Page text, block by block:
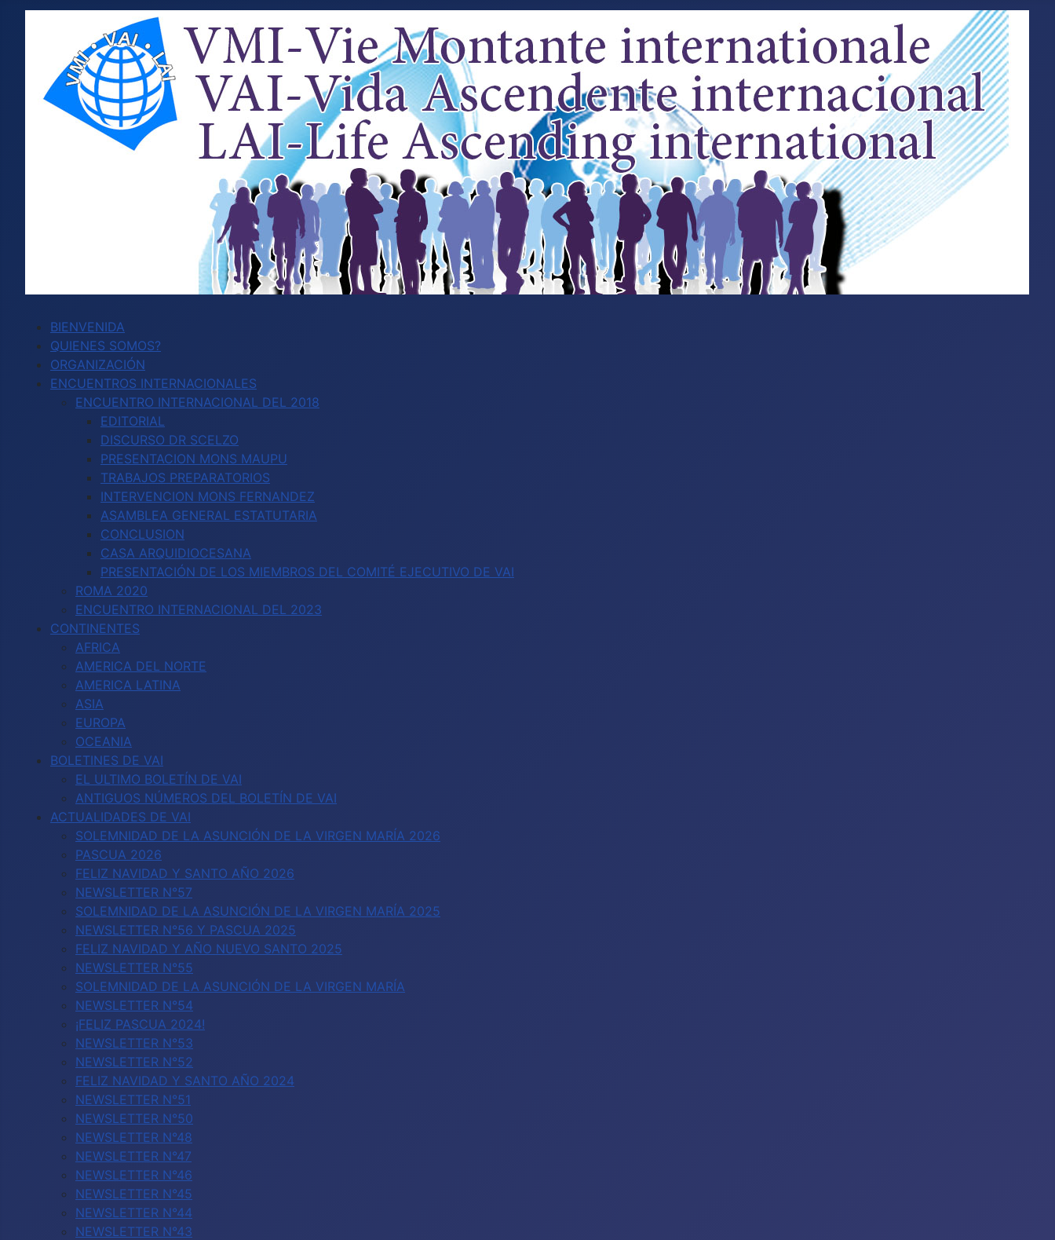
BIENVENIDA
QUIENES SOMOS?
ORGANIZACIÓN
ENCUENTROS INTERNACIONALES
ENCUENTRO INTERNACIONAL DEL 2018
EDITORIAL
DISCURSO DR SCELZO
PRESENTACION MONS MAUPU
TRABAJOS PREPARATORIOS
INTERVENCION MONS FERNANDEZ
ASAMBLEA GENERAL ESTATUTARIA
CONCLUSION
CASA ARQUIDIOCESANA
PRESENTACIÓN DE LOS MIEMBROS DEL COMITÉ EJECUTIVO DE VAI
ROMA 2020
ENCUENTRO INTERNACIONAL DEL 2023
CONTINENTES
AFRICA
AMERICA DEL NORTE
AMERICA LATINA
ASIA
EUROPA
OCEANIA
BOLETINES DE VAI
EL ULTIMO BOLETÍN DE VAI
ANTIGUOS NÚMEROS DEL BOLETÍN DE VAI
ACTUALIDADES DE VAI
SOLEMNIDAD DE LA ASUNCIÓN DE LA VIRGEN MARÍA 2026
PASCUA 2026
FELIZ NAVIDAD Y SANTO AÑO 2026
NEWSLETTER N°57
SOLEMNIDAD DE LA ASUNCIÓN DE LA VIRGEN MARÍA 2025
NEWSLETTER N°56 Y PASCUA 2025
FELIZ NAVIDAD Y AÑO NUEVO SANTO 2025
NEWSLETTER N°55
SOLEMNIDAD DE LA ASUNCIÓN DE LA VIRGEN MARÍA
NEWSLETTER N°54
¡FELIZ PASCUA 2024!
NEWSLETTER N°53
NEWSLETTER N°52
FELIZ NAVIDAD Y SANTO AÑO 2024
NEWSLETTER N°51
NEWSLETTER N°50
NEWSLETTER N°48
NEWSLETTER N°47
NEWSLETTER N°46
NEWSLETTER N°45
NEWSLETTER N°44
NEWSLETTER N°43